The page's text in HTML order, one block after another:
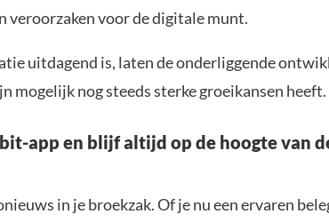
veroorzaken voor de digitale munt.
uitdagend is, laten de onderliggende
mogelijk nog steeds sterke groeikansen heeft.
app en blijf altijd op de hoogte van
in je broekzak. Of je nu een ervaren